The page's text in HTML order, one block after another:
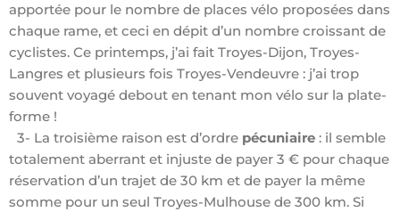
apportée pour le nombre de places vélo proposées dans
chaque rame, et ceci en dépit d’un nombre croissant de
cyclistes. Ce printemps, j’ai fait Troyes-Dijon, Troyes-
Langres et plusieurs fois Troyes-Vendeuvre : j’ai trop
souvent voyagé debout en tenant mon vélo sur la plate-
forme !
3- La troisième raison est d’ordre pécuniaire: il semble
totalement aberrant et injuste de payer 3 € pour chaque
réservation d’un trajet de 30 km et de payer la même
somme pour un seul Troyes-Mulhouse de 300 km. Si